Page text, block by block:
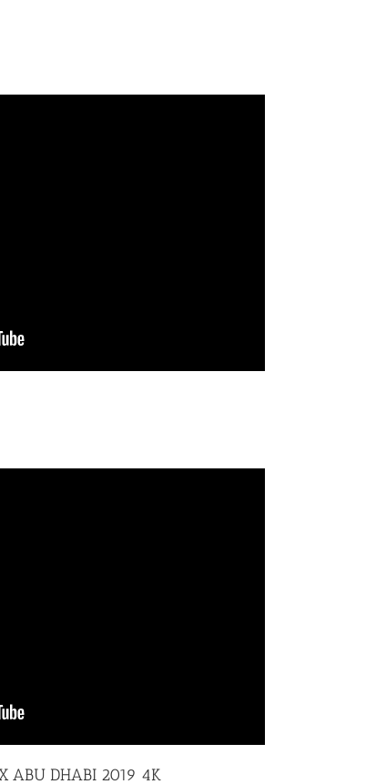
ABU DHABI 2019 4K